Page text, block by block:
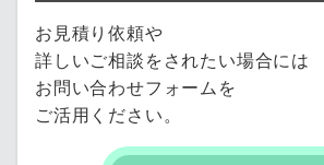
お見積り依頼や
詳しいご相談をされたい場合には
お問い合わせフォームを
ご活用ください。